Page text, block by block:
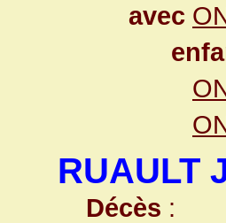
avec
RUAULT
Décès :